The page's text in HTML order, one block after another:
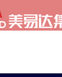
博客分类